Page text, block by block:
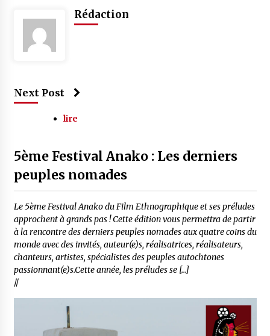
Rédaction
Next Post
lire
5ème Festival Anako : Les derniers
peuples nomades
Le 5ème Festival Anako du Film Ethnographique et ses préludes
approchent à grands pas ! Cette édition vous permettra de partir
à la rencontre des derniers peuples nomades aux quatre coins du
monde avec des invités, auteur(e)s, réalisatrices, réalisateurs,
chanteurs, artistes, spécialistes des peuples autochtones
passionnant(e)s.Cette année, les préludes se […]
//